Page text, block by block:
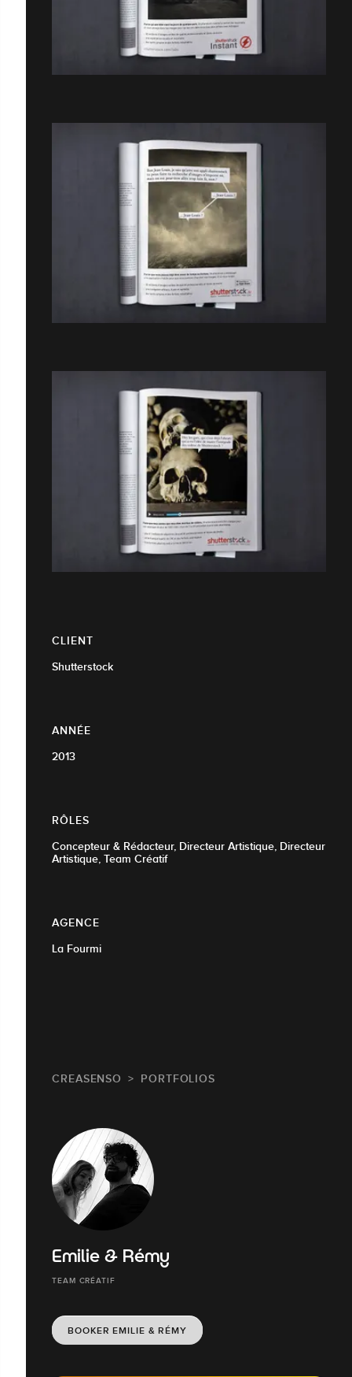
CLIENT
Shutterstock
ANNÉE
2013
RÔLES
Concepteur & Rédacteur, Directeur Artistique, Directeur
Artistique, Team Créatif
AGENCE
La Fourmi
CREASENSO PORTFOLIOS
Emilie & Rémy
TEAM CRÉATIF
BOOKER EMILIE & RÉMY